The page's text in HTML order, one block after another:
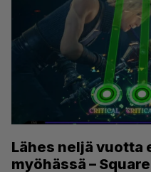
Lähes neljä vuotta
myöhässä –